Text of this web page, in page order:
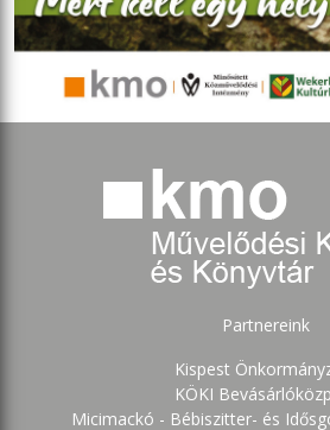
Partnereink
Kispest
KÖKI
Micimackó - Bébiszitter- és